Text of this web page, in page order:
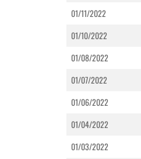
01/11/2022
01/10/2022
01/08/2022
01/07/2022
01/06/2022
01/04/2022
01/03/2022